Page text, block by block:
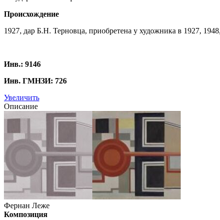
Происхождение
1927, дар Б.Н. Терновца, приобретена у художника в 1927,
Инв.: 9146
Инв. ГМНЗИ: 726
Увеличить
Описание
Фернан Леже
Композиция